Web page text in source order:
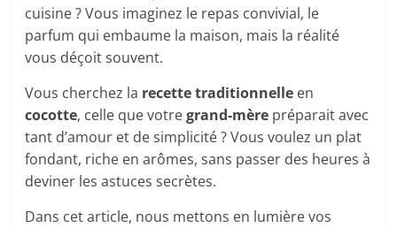
cuisine ? Vous imaginez le repas convivial, le
parfum qui embaume la maison, mais la réalité
vous déçoit souvent.
Vous cherchez la recette traditionnelle en
cocotte, celle que votregrand-mère préparait avec
tant d’amour et de simplicité ? Vous voulez un plat
fondant, riche en arômes, sans passer des heures à
deviner les astuces secrètes.
Dans cet article, nous mettons en lumière vos